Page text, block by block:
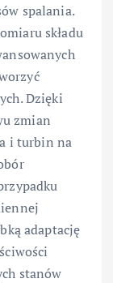
spalania.
składu
Dzięki
zmian
i turbin na
adaptację
stanów